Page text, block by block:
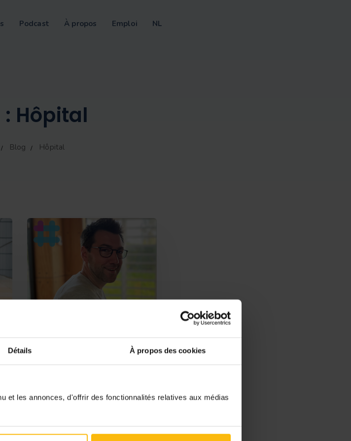
Détails À propos des cookies
et les annonces, d'offrir des fonctionnalités relatives aux médias
Podcast À propos Emploi NL
: Hôpital
Blog Hôpital